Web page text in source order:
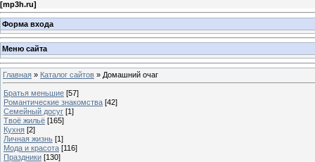
[mp3h.ru]
Форма входа
Меню сайта
Главная » Каталог сайтов » Домашний очаг
Братья меньшие [57]
Романтические знакомства [42]
Семейный досуг [1]
Твоё жильё [165]
Кухня [2]
Личная жизнь [1]
Мода и красота [116]
Праздники [130]